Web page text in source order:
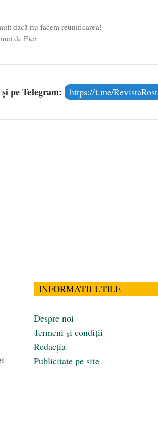
dacă nu facem reunificarea!
de Fier
pe Telegram: https://t.me/RevistaRost
INFORMATII UTILE
Despre noi
Termeni și condiții
Redacția
Publicitate pe site